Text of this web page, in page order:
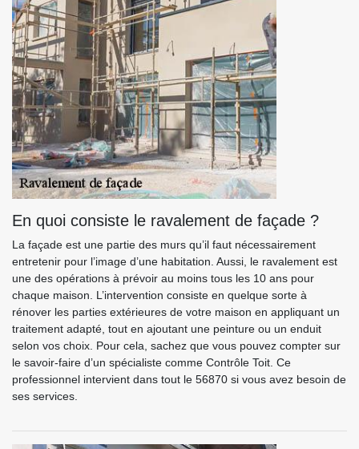
En quoi consiste le ravalement de façade ?
La façade est une partie des murs qu’il faut nécessairement
entretenir pour l’image d’une habitation. Aussi, le ravalement est
une des opérations à prévoir au moins tous les 10 ans pour
chaque maison. L’intervention consiste en quelque sorte à
rénover les parties extérieures de votre maison en appliquant un
traitement adapté, tout en ajoutant une peinture ou un enduit
selon vos choix. Pour cela, sachez que vous pouvez compter sur
le savoir-faire d’un spécialiste comme Contrôle Toit. Ce
professionnel intervient dans tout le 56870 si vous avez besoin de
ses services.